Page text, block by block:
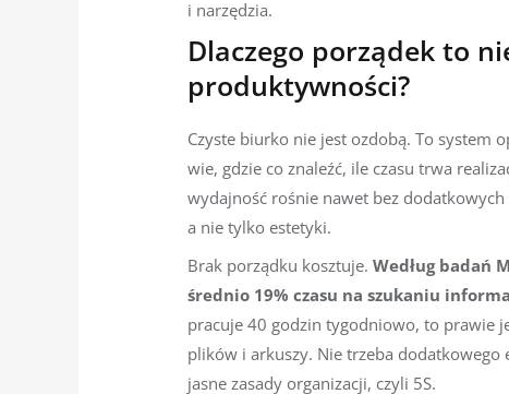
i narzędzia.
Dlaczego porządek to
produktywności?
Czyste biurko nie jest ozdobą. To system
wie, gdzie co znaleźć, ile czasu trwa
wydajność rośnie nawet bez
a nie tylko estetyki.
Brak porządku kosztuje. Według badań
średnio 19% czasu na szukaniu
pracuje 40 godzin tygodniowo, to prawie
plików i arkuszy. Nie trzeba
jasne zasady organizacji, czyli 5S.